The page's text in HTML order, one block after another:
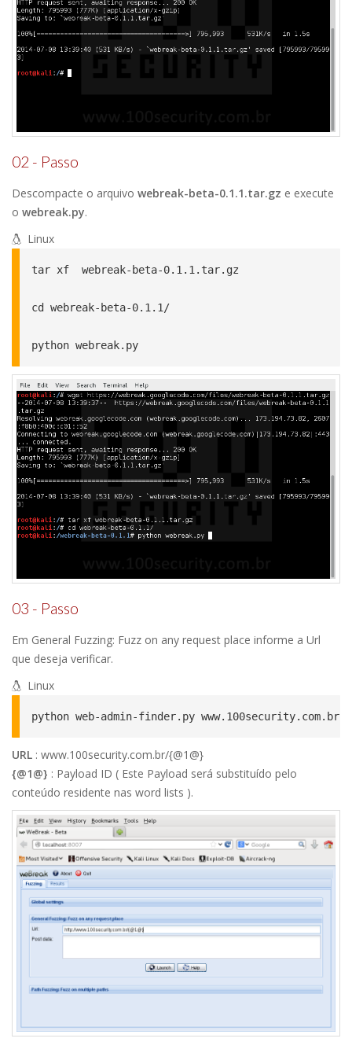
02 - Passo
Descompacte o arquivo webreak-beta-0.1.1.tar.gz e execute
o webreak.py.
Linux
tar xf  webreak-beta-0.1.1.tar.gz
cd webreak-beta-0.1.1/
python webreak.py
03 - Passo
Em General Fuzzing: Fuzz on any request place informe a Url
que deseja verificar.
Linux
python web-admin-finder.py
URL : www.100security.com.br/{@1@}
{@1@} : Payload ID ( Este Payload será substituído pelo
conteúdo residente nas word lists ).